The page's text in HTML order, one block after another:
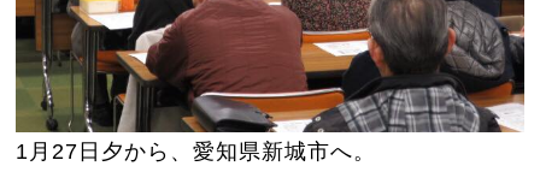
1月27日夕から、愛知県新城市へ。